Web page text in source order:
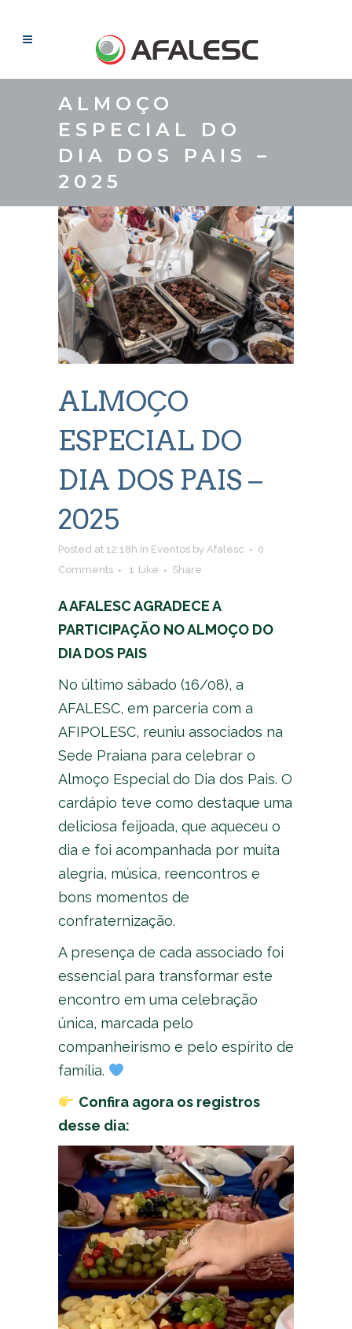
ALMOÇO
ESPECIAL DO
DIA DOS PAIS –
2025
ALMOÇO
ESPECIAL DO
DIA DOS PAIS –
2025
Posted at 12:18h in Eventos by Afalesc
0
Comments
1 Like Share
A AFALESC AGRADECE A
PARTICIPAÇÃO NO ALMOÇO DO
DIA DOS PAIS
No último sábado (16/08), a
AFALESC, em parceria com a
AFIPOLESC, reuniu associados na
Sede Praiana para celebrar o
Almoço Especial do Dia dos Pais. O
cardápio teve como destaque uma
deliciosa feijoada, que aqueceu o
dia e foi acompanhada por muita
alegria, música, reencontros e
bons momentos de
confraternização.
A presença de cada associado foi
essencial para transformar este
encontro em uma celebração
única, marcada pelo
companheirismo e pelo espírito de
família.
Confira agora os registros
desse dia: